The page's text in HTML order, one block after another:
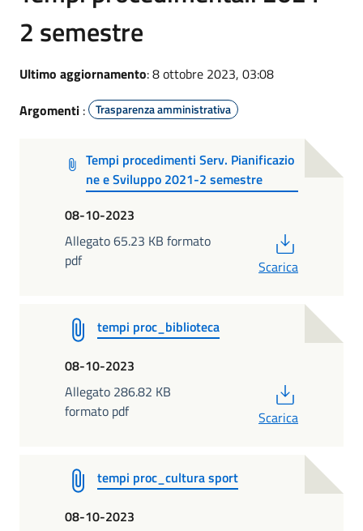
2 semestre
Ultimo aggiornamento: 8 ottobre 2023, 03:08
Argomenti : Trasparenza amministrativa
Tempi procedimenti Serv. Pianificazio
ne e Sviluppo 2021-2 semestre
08-10-2023
Allegato 65.23 KB formato
pdf
Scarica
tempi proc_biblioteca
08-10-2023
Allegato 286.82 KB
formato pdf
Scarica
tempi proc_cultura sport
08-10-2023